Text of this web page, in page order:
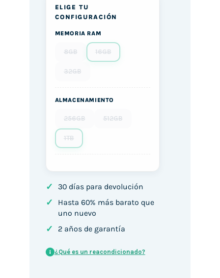
ELIGE TU
CONFIGURACIÓN
MEMORIA RAM
8GB 16GB
32GB
ALMACENAMIENTO
256GB 512GB
1TB
✓ 30 días para devolución
✓
Hasta 60% más barato que
uno nuevo
✓ 2 años de garantía
i ¿Qué es un reacondicionado?